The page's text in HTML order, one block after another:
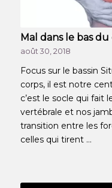
Mal dans le bas du
août 30, 2018
Focus sur le bassin
corps, il est notre
c’est le socle qui fait
vertébrale et nos
transition entre les
celles qui tirent …